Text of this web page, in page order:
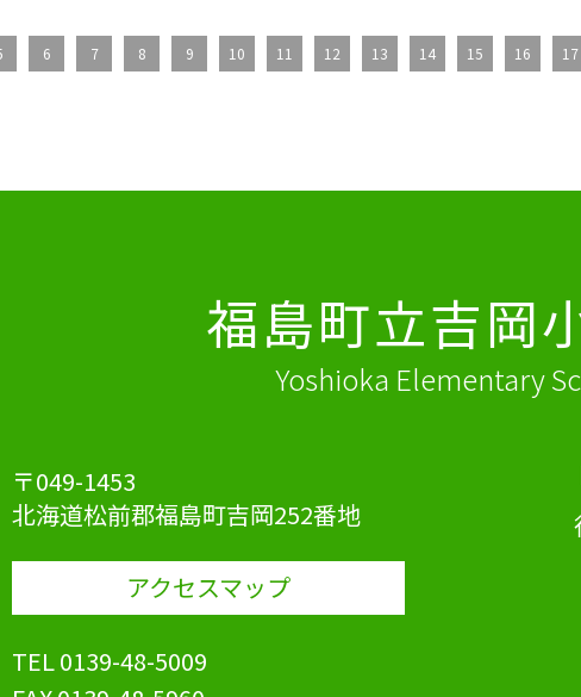
っか
にしますが、児童での交流の機会
の取り組みに生かしていくため
6 7 8 9 10 11 12 13 14 15 16 17
福島町立吉岡
Yoshioka Elementary
〒049-1453
北海道松前郡福島町吉岡252番地
アクセスマップ
TEL 0139-48-5009